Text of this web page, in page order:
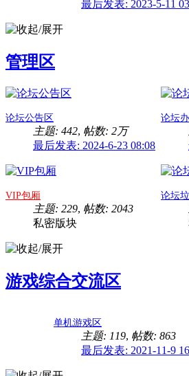
最后发表: 2023-5-11
管理区
论坛公告区
主题: 442, 帖数: 2万
最后发表: 2024-6-23 08:08
论坛
VIP包厢
主题: 229, 帖数: 2043
私密版块
论坛
游戏综合交流区
单机游戏区
主题: 119, 帖数: 863
最后发表: 2021-11-9